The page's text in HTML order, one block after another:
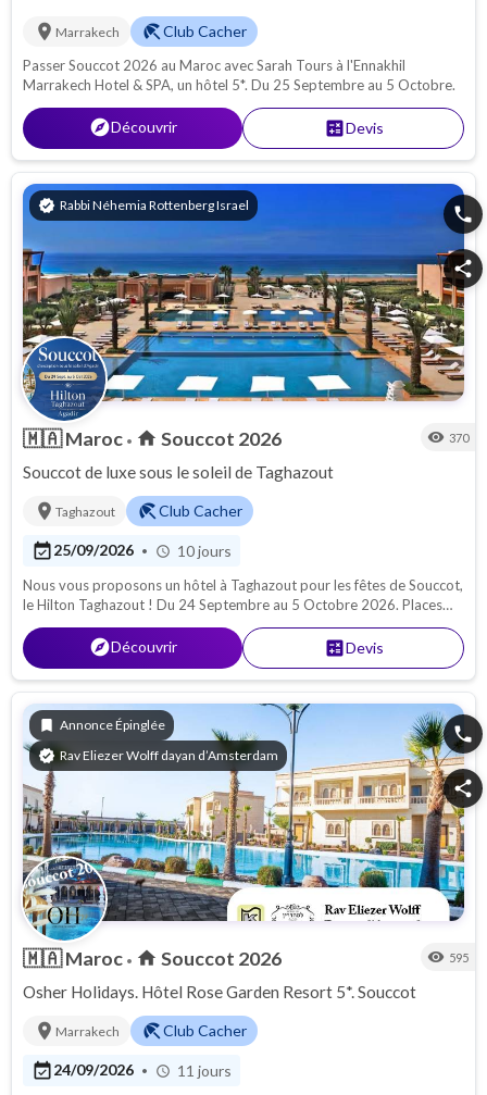
location_on Marrakech beach_accessClub Cacher
Passer Souccot 2026 au Maroc avec Sarah Tours à l'Ennakhil
Marrakech Hotel & SPA, un hôtel 5*. Du 25 Septembre au 5 Octobre.
exploreDécouvrir calculateDevis
verified Rabbi Néhemia Rottenberg Israel phone
share
🇲🇦Maroc • home Souccot 2026 visibility 370
Souccot de luxe sous le soleil de Taghazout
location_on Taghazout beach_accessClub Cacher
event_available25/09/2026 • schedule 10 jours
Nous vous proposons un hôtel à Taghazout pour les fêtes de Souccot,
le Hilton Taghazout ! Du 24 Septembre au 5 Octobre 2026. Places
limitées !
exploreDécouvrir calculateDevis
bookmark Annonce Épinglée
verified Rav Eliezer Wolff dayan d’Amsterdam
phone
share
🇲🇦Maroc • home Souccot 2026 visibility 595
Osher Holidays. Hôtel Rose Garden Resort 5*. Souccot
location_on Marrakech beach_accessClub Cacher
event_available24/09/2026 • schedule 11 jours